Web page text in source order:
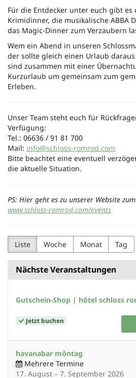
Für die Entdecker unter euch gibt es
Krimidinner, die musikalische ABBA
das Magic-Dinner zum Verzaubern
Wem ein Abend in unseren
der sollte gleich einen Urlaub daraus
sind zusammen mit einer
Kurzurlaub um gemeinsam zum
Erleben.
Unser Team steht euch für
Verfügung:
Tel.: 06636 / 91 81 700
Mail: info@schloss-romrod.com
Bitte beachtet eine eventuell
die aktuelle Situation.
PS: Hier geht es zu unserer Website
www.schloss-romrod.com/events
Liste Woche Monat Tag
Nächste Veranstaltungen
Gutschein-Shop | hôtel schloss
Jetzt buchen
havanabar môntag
Mehrere Termine
17. August –bis
7. September 2026